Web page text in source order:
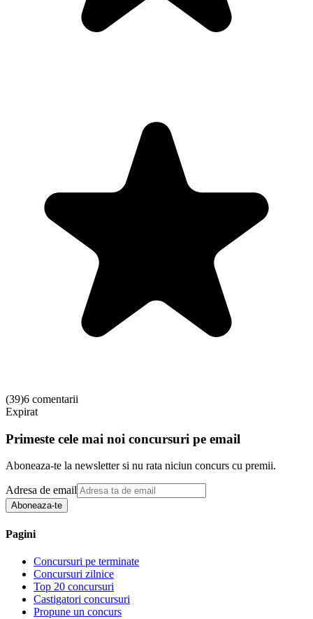
(39)6 comentarii
Expirat
Primeste cele mai noi concursuri pe email
Aboneaza-te la newsletter si nu rata niciun concurs cu premii.
Adresa de email
Aboneaza-te
Pagini
Concursuri pe terminate
Concursuri zilnice
Top 20 concursuri
Castigatori concursuri
Propune un concurs